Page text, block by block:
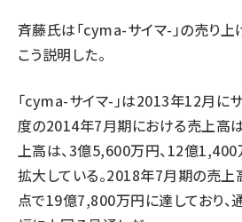
斉藤氏は「cyma-サイマ-」の売り
こう説明した。
「cyma-サイマ-」は2013年12月に
度の2014年7月期における売上高
上高は、3億5,600万円、12億
拡大している。2018年7月期の売
点で19億7,800万円に達しており